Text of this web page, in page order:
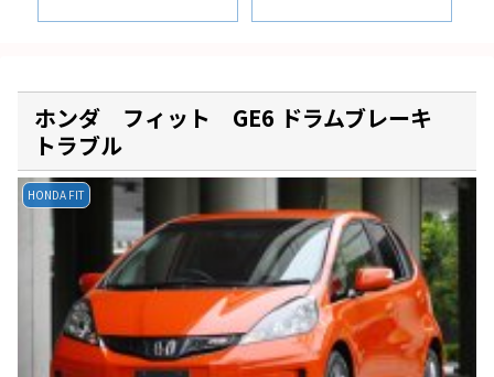
ホンダ フィット GE6 ドラムブレーキ
トラブル
HONDA FIT